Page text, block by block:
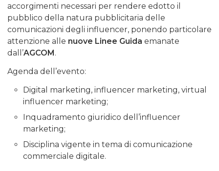
accorgimenti necessari per rendere edotto il
pubblico della natura pubblicitaria delle
comunicazioni degli influencer, ponendo particolare
attenzione alle nuove Linee Guida emanate
dall’AGCOM.
Agenda dell’evento:
Digital marketing, influencer marketing, virtual
influencer marketing;
Inquadramento giuridico dell’influencer
marketing;
Disciplina vigente in tema di comunicazione
commerciale digitale.